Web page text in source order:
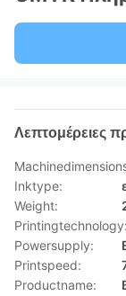
Λεπτομέρειες
Inktype:
Weight:
Printingtechnology:
Powersupply:
Printspeed:
Productname: